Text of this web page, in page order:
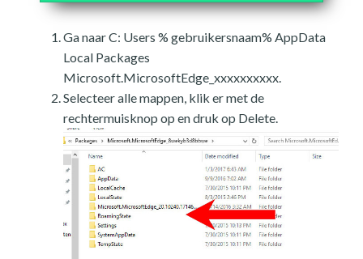
Ga naar C: Users % gebruikersnaam% AppData
Local Packages
Microsoft.MicrosoftEdge_xxxxxxxxxx.
Selecteer alle mappen, klik er met de
rechtermuisknop op en druk op Delete.